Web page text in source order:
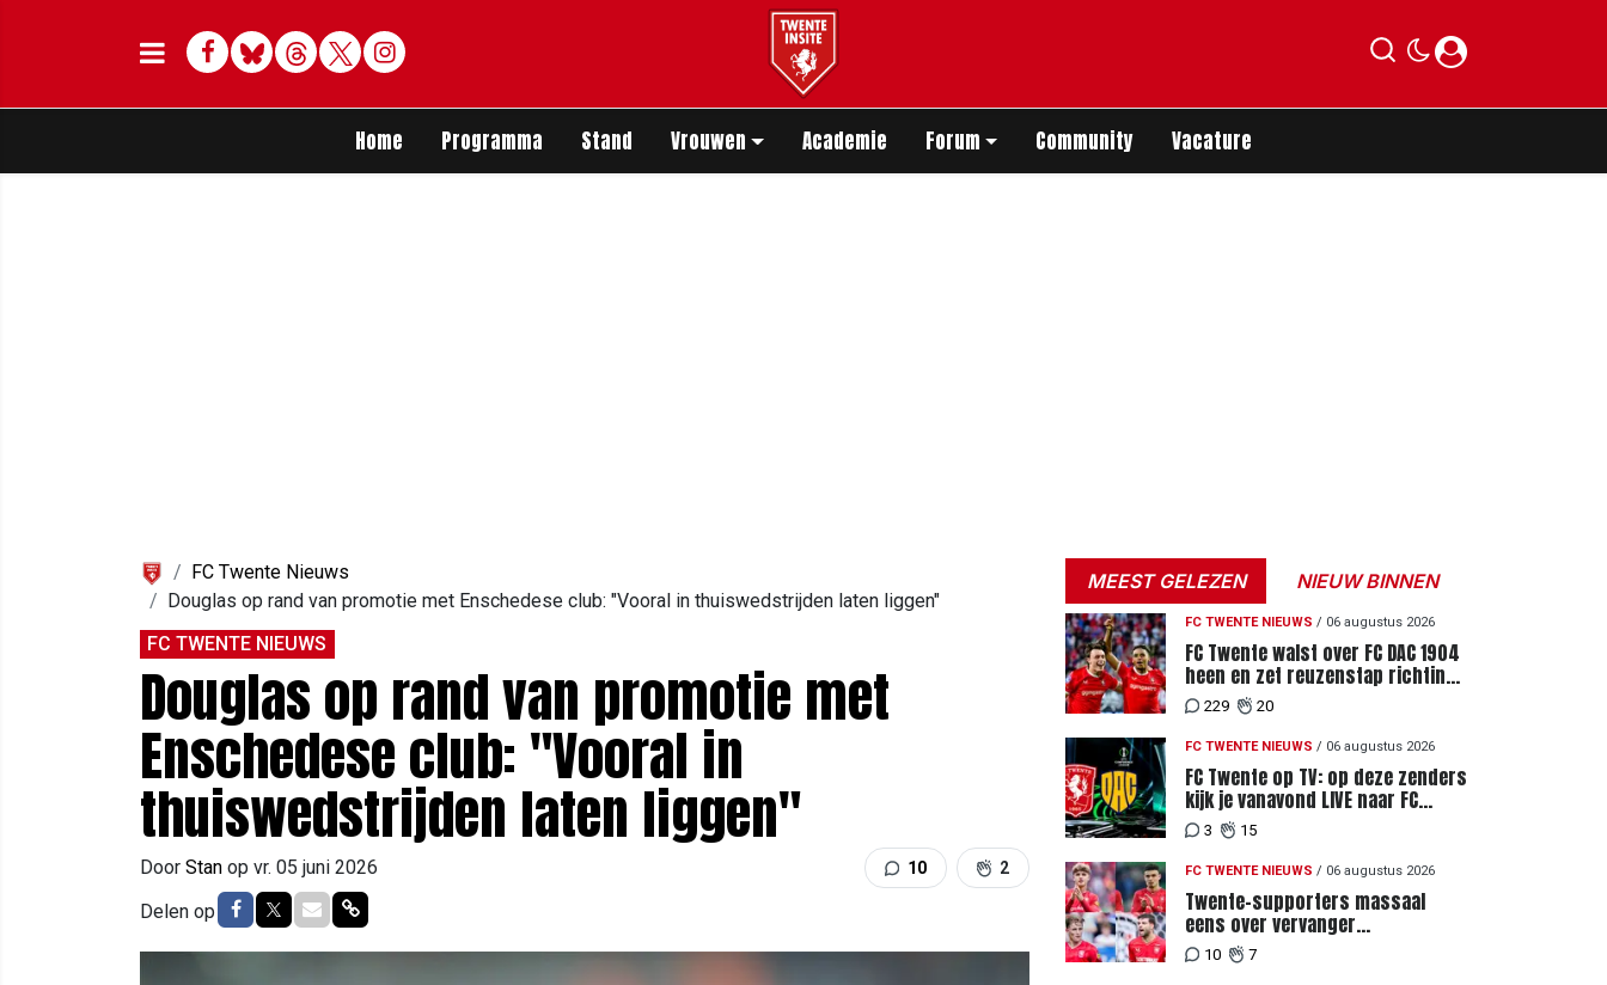
Facebook
BlueskyThreadsTwitterDelen op Whatsapp
Home Programma Stand Vrouwen Academie Forum Community Vacature
FC Twente Nieuws
Douglas op rand van promotie met Enschedese club: "Vooral in thuiswedstrijden laten liggen"
FC TWENTE NIEUWS
Douglas op rand van promotie met
Enschedese club: "Vooral in
thuiswedstrijden laten liggen"
Door Stan op vr. 05 juni 2026 10 2
Delen op Delen op Facebook
Delen op Twitter
Delen via Mail
Delen via link
MEEST GELEZEN NIEUW BINNEN
FC TWENTE NIEUWS / 06 augustus 2026
FC Twente walst over FC DAC 1904
heen en zet reuzenstap richting
de play-offs
229 20
FC TWENTE NIEUWS / 06 augustus 2026
FC Twente op TV: op deze zenders
kijk je vanavond LIVE naar FC
Twente - FC DAC 04
3 15
FC TWENTE NIEUWS / 06 augustus 2026
Twente-supporters massaal
eens over vervanger
geblesseerde Lemkin tegen FC
DAC 04
10 7